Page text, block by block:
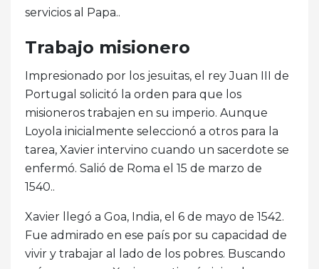
servicios al Papa..
Trabajo misionero
Impresionado por los jesuitas, el rey Juan III de
Portugal solicitó la orden para que los
misioneros trabajen en su imperio. Aunque
Loyola inicialmente seleccionó a otros para la
tarea, Xavier intervino cuando un sacerdote se
enfermó. Salió de Roma el 15 de marzo de
1540..
Xavier llegó a Goa, India, el 6 de mayo de 1542.
Fue admirado en ese país por su capacidad de
vivir y trabajar al lado de los pobres. Buscando